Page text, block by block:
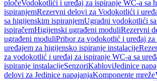
pločeVodokotlići i uređaj za ispiranje WC-a sa
ispiranjemRezervni delovi za Vodokotlići i
sa higijenskim ispiranjemUgradni vodokotlići
ispiračemHigijenski ugrađeni moduliRezervni
ugrađeni moduliPribor za vodokotlić i uređaj za
uređajem za higijensko ispiranje instalacije
za vodokotlić i uređaj za ispiranje WC-a sa
ispiranje instalacijeSenzoriKabloviJedinice
delovi za Jedinice napajanjaKomponente mreže